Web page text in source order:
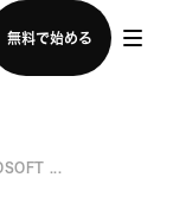
無料で始める
る
...